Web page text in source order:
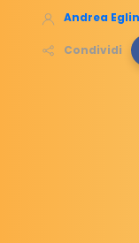
Andrea Eglin
Condividi